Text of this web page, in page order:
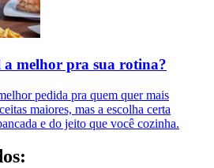
melhor pra sua rotina?
pedida pra quem quer mais
maiores, mas a escolha certa
e do jeito que você cozinha.